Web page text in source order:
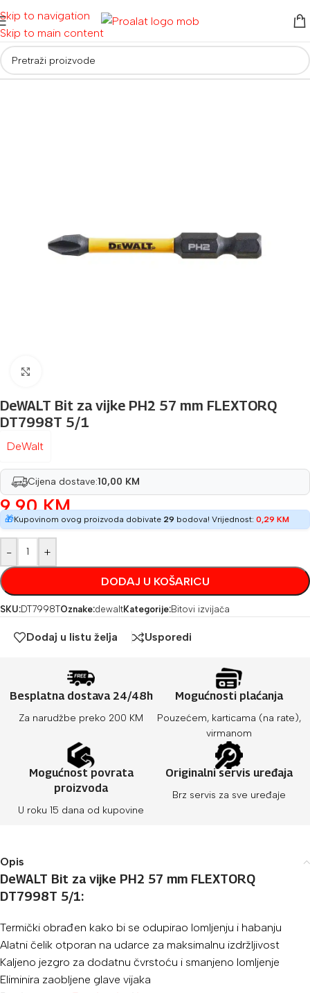
Skip to navigation
Skip to main content
Početna/ Pribor/Bitovi izvijača
DeWALT Bit za vijke PH2 57 mm FLEXTORQ
DT7998T 5/1
DeWalt
Cijena dostave:10,00 KM
9,90KM
🎁Kupovinom ovog proizvoda dobivate 29 bodova! Vrijednost: 0,29 KM
- +
DODAJ U KOŠARICU
SKU:DT7998TOznake:dewaltKategorije:Bitovi izvijača
Dodaj u listu želja Usporedi
Besplatna dostava 24/48h
Za narudžbe preko 200 KM
Mogućnosti plaćanja
Pouzećem, karticama (na rate),
virmanom
Mogućnost povrata
proizvoda
U roku 15 dana od kupovine
Originalni servis uređaja
Brz servis za sve uređaje
Opis
DeWALT Bit za vijke PH2 57 mm FLEXTORQ
DT7998T 5/1:
Termički obrađen kako bi se odupirao lomljenju i habanju
Alatni čelik otporan na udarce za maksimalnu izdržljivost
Kaljeno jezgro za dodatnu čvrstoću i smanjeno lomljenje
Eliminira zaobljene glave vijaka